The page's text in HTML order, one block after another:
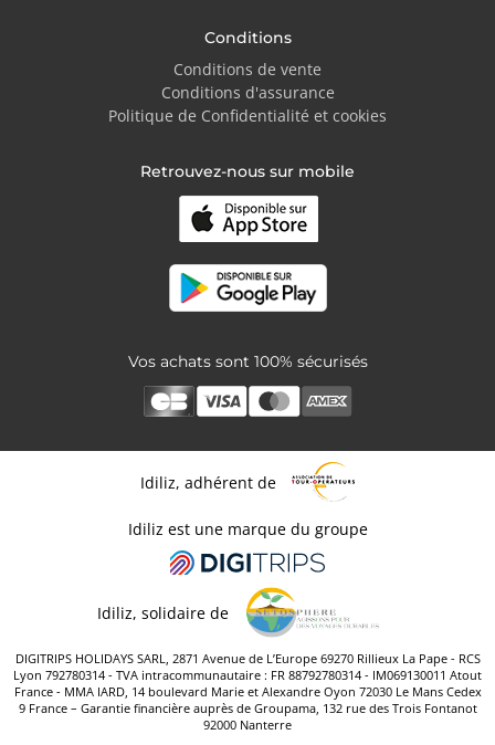
Conditions
Conditions de vente
Conditions d'assurance
Politique de Confidentialité et cookies
Retrouvez-nous sur mobile
Vos achats sont 100% sécurisés
Idiliz, adhérent de
Idiliz est une marque du groupe
Idiliz, solidaire de
DIGITRIPS HOLIDAYS SARL, 2871 Avenue de L’Europe 69270 Rillieux La Pape - RCS
Lyon 792780314 - TVA intracommunautaire : FR 88792780314 - IM069130011 Atout
France - MMA IARD, 14 boulevard Marie et Alexandre Oyon 72030 Le Mans Cedex
9 France – Garantie financière auprès de Groupama, 132 rue des Trois Fontanot
92000 Nanterre